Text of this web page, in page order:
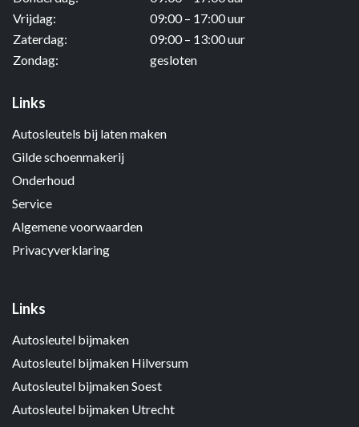
Vrijdag:
09:00 – 17:00 uur
Zaterdag:
09:00 – 13:00 uur
Zondag:
gesloten
Links
Autosleutels bij laten maken
Gilde schoenmakerij
Onderhoud
Service
Algemene voorwaarden
Privacyverklaring
Links
Autosleutel bijmaken
Autosleutel bijmaken Hilversum
Autosleutel bijmaken Soest
Autosleutel bijmaken Utrecht